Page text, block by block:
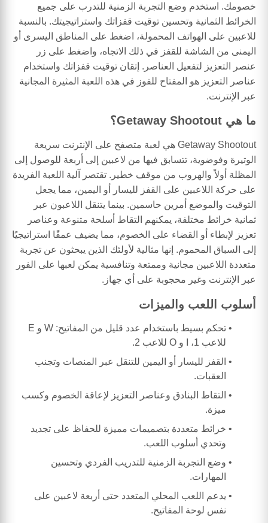
خصومك. استخدم وضع التجربة الزمنية للتدرب على جميع
الخرائط الثمانية وتحسين توقيت قفزاتك واستراتيجيتك. بالنسبة
للاعبين على الهواتف المحمولة، اضغط على المناطق اليسرى أو
اليمنى من الشاشة للقفز في ذلك الاتجاه، واضغط على زر
عنصر التعزيز لتفعيل العناصر. إتقان توقيت قفزاتك واستخدام
عناصر التعزيز هو المفتاح للفوز في هذه اللعبة المثيرة المجانية
عبر الإنترنت.
ما هي Getaway Shootout؟
Getaway Shootout هي لعبة متصفح على الإنترنت سريعة
الوتيرة وفوضوية، تتسابق فيها من لاعبين إلى أربعة للوصول إلى
المظلة أولاً والهروب من موقف خطير. تقتصر آلية اللعبة الفريدة
على حركة اللاعبين على القفز لليسار أو اليمين، مما يجعل
التوقيت والموضع أمرين حاسمين. بينما يتنقل اللاعبون عبر
ثمانية خرائط مختلفة، يمكنهم التقاط أسلحة متنوعة وعناصر
تعزيز لإبطاء أو القضاء على الخصوم، مما يضيف عمقًا استراتيجيًا
إلى السباق المحموم. إنها مثالية لأولئك الذين يبحثون عن تجربة
متعددة اللاعبين مجانية وممتعة وتنافسية يمكن لعبها على الفور
عبر الإنترنت وغير محجوبة على أي جهاز.
أسلوب اللعب والميزات
تحكم بسيط باستخدام عدد قليل من المفاتيح: W و E
للاعب 1، I و O للاعب 2.
القفز لليسار أو اليمين للتنقل عبر المنصات وتجنب
العقبات.
التقاط البنادق وعناصر التعزيز لإعاقة الخصوم وكسب
ميزة.
خرائط متعددة بتصميمات مميزة للحفاظ على تجديد
وتحدي أسلوب اللعب.
وضع التجربة الزمنية للتدريب الفردي وتحسين
المهارات.
يدعم اللعب المحلي المتعدد حتى أربعة لاعبين على
نفس لوحة المفاتيح.